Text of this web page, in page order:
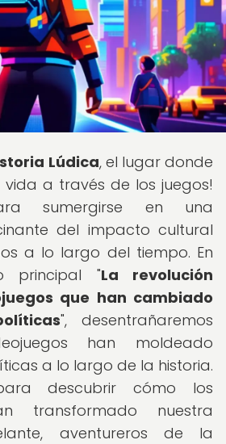
Lúdica, el lugar donde
a través de los juegos!
sumergirse en una
del impacto cultural
a lo largo del tiempo. En
principal "La revolución
que han cambiado
", desentrañaremos
han moldeado
a lo largo de la historia.
descubrir cómo los
transformado nuestra
aventureros de la